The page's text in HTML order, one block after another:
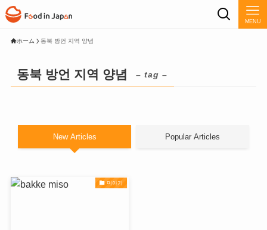
MENU
ホーム 동북 방언 지역 양념
동북 방언 지역 양념 – tag –
New Articles Popular Articles
미야기